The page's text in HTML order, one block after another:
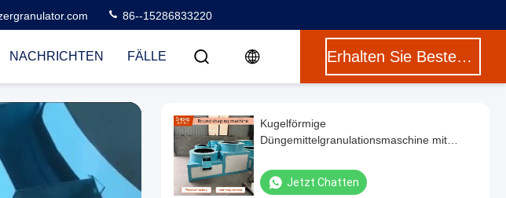
86--15286833220
NACHRICHTEN FÄLLE Erhalten Sie Besten Preis
Kugelförmige
Düngemittelgranulationsmaschine mit
Feuchtigkeit
Jetzt Chatten